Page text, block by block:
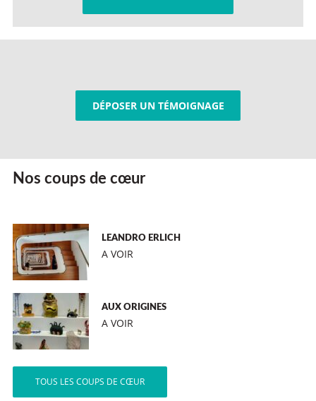
DÉPOSER UN TÉMOIGNAGE
Nos coups de cœur
LEANDRO ERLICH
A VOIR
AUX ORIGINES
A VOIR
TOUS LES COUPS DE CŒUR